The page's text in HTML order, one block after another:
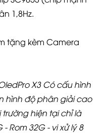
1,8Hz.
tặng kèm Camera
X3 Có cấu hình
hình độ phân giải cao
trường hiện tại chỉ là
Rom 32G - vi xử lý 8